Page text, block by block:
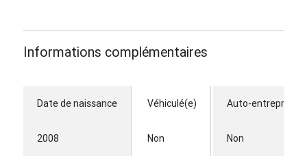
Informations complémentaires
Date de naissance
2008
Véhiculé(e)
Non
Auto-
Non